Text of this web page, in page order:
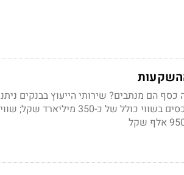
הם מנתבים? שירותי הייעוץ בבנקים
לכ-355 אלף חשבונות מיועצים, בהם מנוהלים נכסים בשווי כולל של כ-